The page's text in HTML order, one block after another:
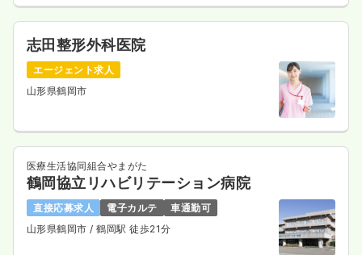
志田整形外科医院
エージェント求人
山形県鶴岡市
医療生活協同組合やまがた
鶴岡協立リハビリテーション病院
直接応募求人 電子カルテ
車通勤可
山形県鶴岡市 / 鶴岡駅 徒歩21分